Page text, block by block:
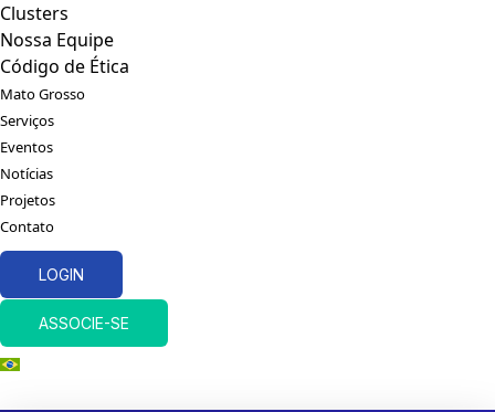
Clusters
Nossa Equipe
Código de Ética
Mato Grosso
Serviços
Eventos
Notícias
Projetos
Contato
LOGIN
ASSOCIE-SE